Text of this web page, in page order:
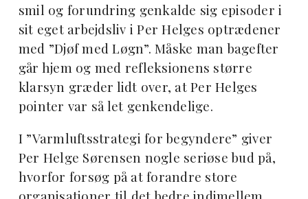
smil og forundring genkalde sig episoder i
sit eget arbejdsliv i Per Helges optrædener
med ”Djøf med Løgn”. Måske man bagefter
går hjem og med refleksionens større
klarsyn græder lidt over, at Per Helges
pointer var så let genkendelige.
I ”Varmluftsstrategi for begyndere” giver
Per Helge Sørensen nogle seriøse bud på,
hvorfor forsøg på at forandre store